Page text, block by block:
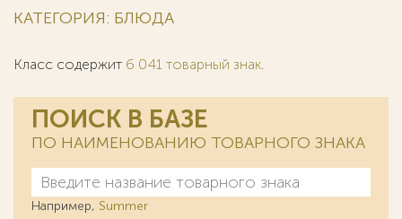
КАТЕГОРИЯ: БЛЮДА
Класс содержит 6 041 товарный знак.
ПОИСК В БАЗЕ
ПО НАИМЕНОВАНИЮ ТОВАРНОГО ЗНАКА
Например, Summer